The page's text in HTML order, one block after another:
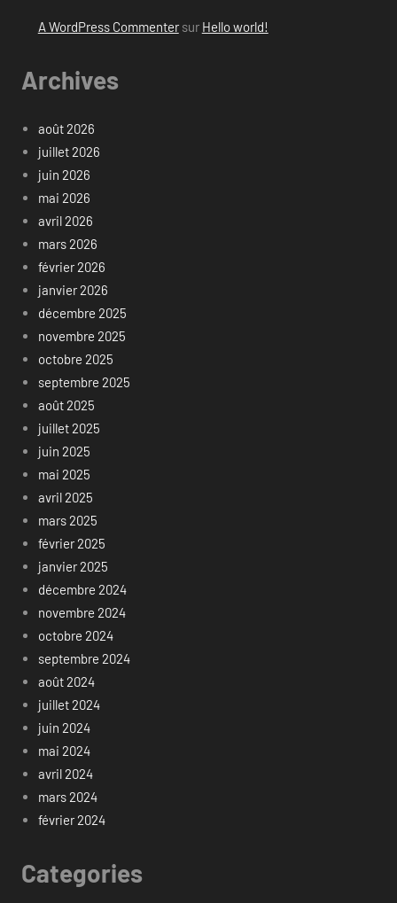
A WordPress Commentersur Hello world!
Archives
août 2026
juillet 2026
juin 2026
mai 2026
avril 2026
mars 2026
février 2026
janvier 2026
décembre 2025
novembre 2025
octobre 2025
septembre 2025
août 2025
juillet 2025
juin 2025
mai 2025
avril 2025
mars 2025
février 2025
janvier 2025
décembre 2024
novembre 2024
octobre 2024
septembre 2024
août 2024
juillet 2024
juin 2024
mai 2024
avril 2024
mars 2024
février 2024
Categories